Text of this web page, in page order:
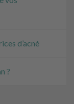
d’acné
?